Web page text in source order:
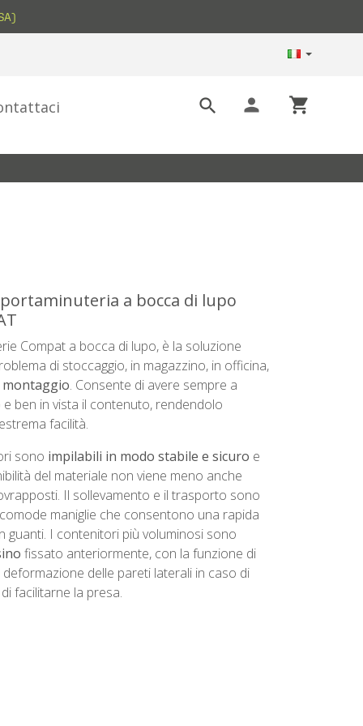
 person shopping_cart
a bocca di lupo
Compat a bocca di lupo, è la soluzione
di stoccaggio, in magazzino, in officina,
montaggio. Consente di avere sempre a
ben in vista il contenuto, rendendolo
facilità.
sono impilabili in modo stabile e sicuro e
del materiale non viene meno anche
Il sollevamento e il trasporto sono
maniglie che consentono una rapida
guanti. I contenitori più voluminosi sono
fissato anteriormente, con la funzione di
deformazione delle pareti laterali in caso di
facilitarne la presa.